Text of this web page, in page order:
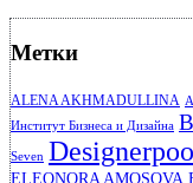
Метки
ALENA AKHMADULLINA
Институт Бизнеса и Дизайна
Seven
ELEONORA AMOSOVA